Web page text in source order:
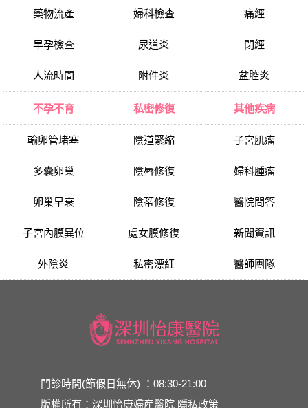
藥物流產
早孕檢查
人流時間
婦科檢查
尿道炎
附件炎
痛經
閉經
盆腔炎
不孕不育
輸卵管堵塞
多囊卵巢
卵巢早衰
子宮內膜異位
外陰炎
私密修復
陰道緊縮
陰唇修復
陰蒂修復
處女膜修復
私密漂紅
其他疾病
子宮肌瘤
婦科腫瘤
醫院問答
新聞資訊
醫師團隊
門診時間(節假日無休) ：08:30-21:00
版權所有：深圳怡康婦産醫院 隱私政策